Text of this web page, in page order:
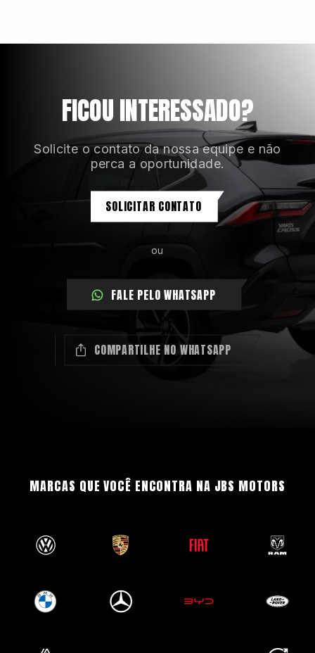
Banco traseiro bipartido, rebatível e reclinável
Câmeras com visão 360 graus
Central multimídia Toyota Play de 10 polegadas
FICOU INTERESSADO?
Solicite o contato da nossa equipe e não
perca a oportunidade.
SOLICITAR CONTATO
ou
FALE PELO WHATSAPP
COMPARTILHE NO WHATSAPP
MARCAS QUE VOCÊ ENCONTRA NA JBS MOTORS